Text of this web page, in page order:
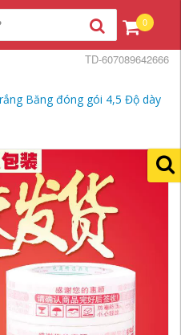
0
Băng đóng gói 4,5 Độ dày
TD-607089642666